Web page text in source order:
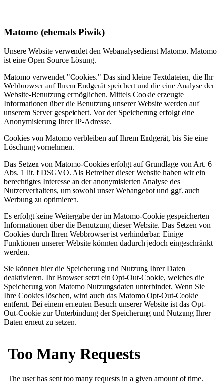
Matomo (ehemals Piwik)
Unsere Website verwendet den Webanalysedienst Matomo. Matomo
ist eine Open Source Lösung.
Matomo verwendet "Cookies." Das sind kleine Textdateien, die Ihr
Webbrowser auf Ihrem Endgerät speichert und die eine Analyse der
Website-Benutzung ermöglichen. Mittels Cookie erzeugte
Informationen über die Benutzung unserer Website werden auf
unserem Server gespeichert. Vor der Speicherung erfolgt eine
Anonymisierung Ihrer IP-Adresse.
Cookies von Matomo verbleiben auf Ihrem Endgerät, bis Sie eine
Löschung vornehmen.
Das Setzen von Matomo-Cookies erfolgt auf Grundlage von Art. 6
Abs. 1 lit. f DSGVO. Als Betreiber dieser Website haben wir ein
berechtigtes Interesse an der anonymisierten Analyse des
Nutzerverhaltens, um sowohl unser Webangebot und ggf. auch
Werbung zu optimieren.
Es erfolgt keine Weitergabe der im Matomo-Cookie gespeicherten
Informationen über die Benutzung dieser Website. Das Setzen von
Cookies durch Ihren Webbrowser ist verhinderbar. Einige
Funktionen unserer Website könnten dadurch jedoch eingeschränkt
werden.
Sie können hier die Speicherung und Nutzung Ihrer Daten
deaktivieren. Ihr Browser setzt ein Opt-Out-Cookie, welches die
Speicherung von Matomo Nutzungsdaten unterbindet. Wenn Sie
Ihre Cookies löschen, wird auch das Matomo Opt-Out-Cookie
entfernt. Bei einem erneuten Besuch unserer Website ist das Opt-
Out-Cookie zur Unterbindung der Speicherung und Nutzung Ihrer
Daten erneut zu setzen.